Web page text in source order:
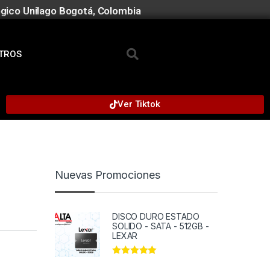
Unilago Bogotá, Colombia
Ver Tiktok
Nuevas Promociones
DISCO DURO ESTADO
SOLIDO - SATA - 512GB -
LEXAR